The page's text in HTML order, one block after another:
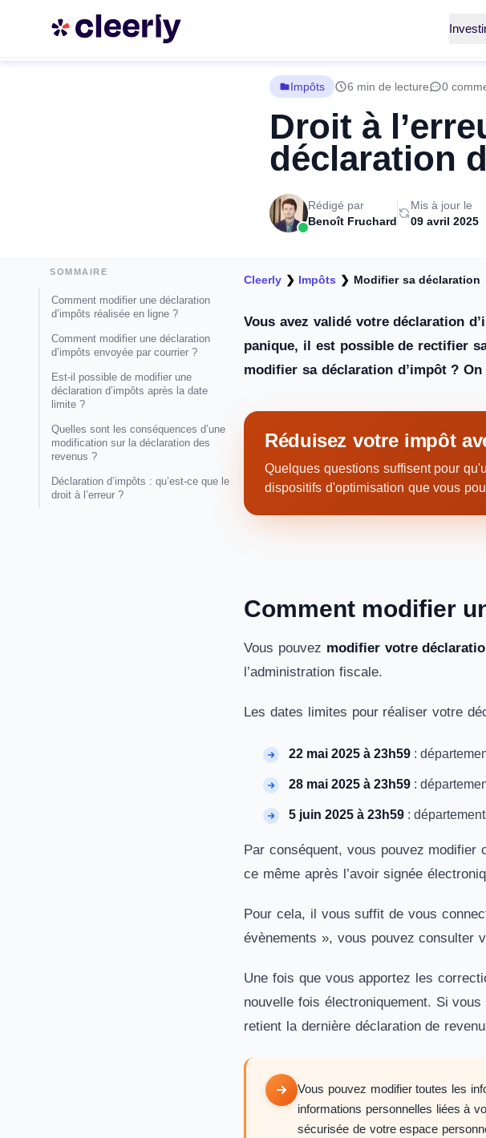
Impôts 6 min de lecture 0
Droit à
déclaration
Rédigé par
Benoît Fruchard
Mis à jour le
09 avril 2025
SOMMAIRE
Comment modifier une déclaration
d’impôts réalisée en ligne ?
Comment modifier une déclaration
d’impôts envoyée par courrier ?
Est-il possible de modifier une
déclaration d’impôts après la date
limite ?
Quelles sont les conséquences d’une
modification sur la déclaration des
revenus ?
Déclaration d’impôts : qu’est-ce que le
droit à l’erreur ?
Cleerly ❯ Impôts ❯ Modifier sa déclaration
Vous avez validé votre déclaration
panique, il est possible de rectifier
modifier sa déclaration d’impôt ?
Réduisez votre impôt
Quelques questions suffisent pour
dispositifs d'optimisation que vous
Comment modifier
Vous pouvez modifier votre
l’administration fiscale.
Les dates limites pour réaliser votre
22 mai 2025 à 23h59 :
28 mai 2025 à 23h59 :
5 juin 2025 à 23h59 :
Par conséquent, vous pouvez modifier
ce même après l’avoir signée
Pour cela, il vous suffit de vous
évènements », vous pouvez consulter
Une fois que vous apportez les
nouvelle fois électroniquement. Si
retient la dernière déclaration de
Vous pouvez modifier toutes les
informations personnelles liées à
sécurisée de votre espace